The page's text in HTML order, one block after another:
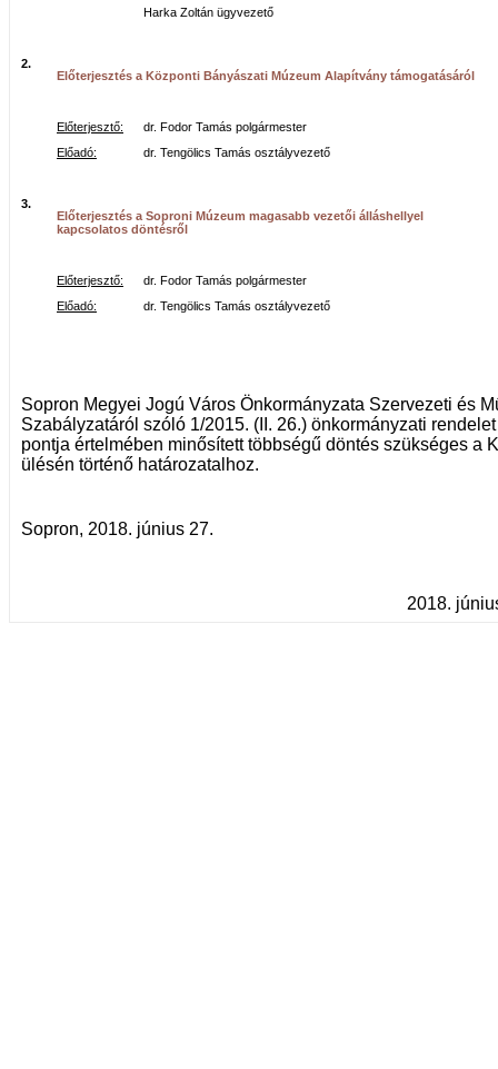
Harka Zoltán ügyvezető
2.
Előterjesztés a Központi Bányászati Múzeum Alapítvány támogatásáról
Előterjesztő: dr. Fodor Tamás polgármester
Előadó: dr. Tengölics Tamás osztályvezető
3.
Előterjesztés a Soproni Múzeum magasabb vezetői álláshellyel
kapcsolatos döntésről
Előterjesztő: dr. Fodor Tamás polgármester
Előadó: dr. Tengölics Tamás osztályvezető
Sopron Megyei Jogú Város Önkormányzata Szervezeti és
Szabályzatáról szóló 1/2015. (II. 26.) önkormányzati
pontja értelmében minősített többségű döntés szükséges a
ülésén történő határozatalhoz.
Sopron, 2018. június 27.
2018.